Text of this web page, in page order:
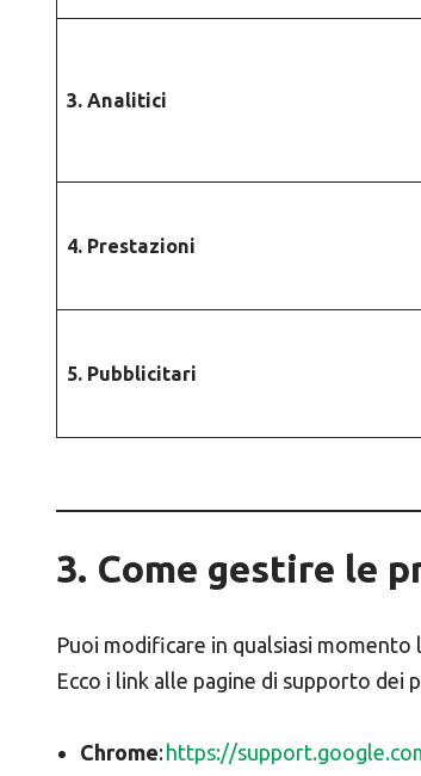
3. Analitici
4. Prestazioni
5. Pubblicitari
3. Come gestire le
Puoi modificare in qualsiasi
Ecco i link alle pagine di supporto dei
Chrome:https://